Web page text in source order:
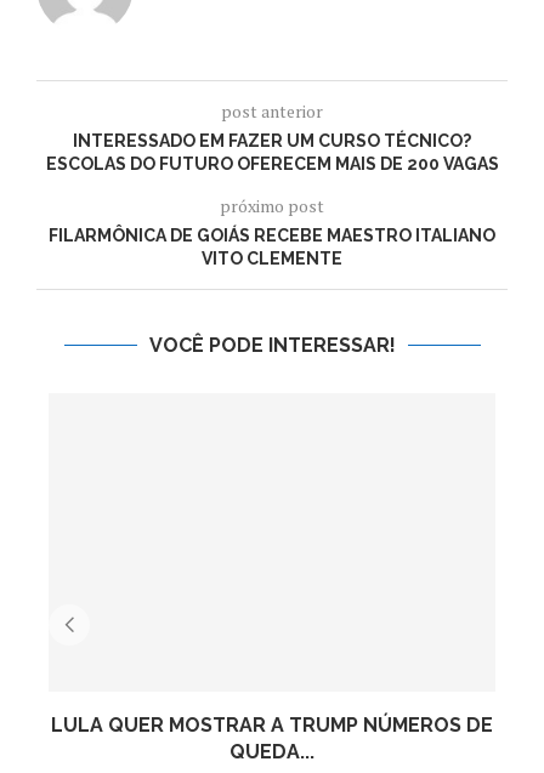
post anterior
INTERESSADO EM FAZER UM CURSO TÉCNICO?
ESCOLAS DO FUTURO OFERECEM MAIS DE 200 VAGAS
próximo post
FILARMÔNICA DE GOIÁS RECEBE MAESTRO ITALIANO
VITO CLEMENTE
VOCÊ PODE INTERESSAR!
LULA QUER MOSTRAR A TRUMP NÚMEROS DE
QUEDA...